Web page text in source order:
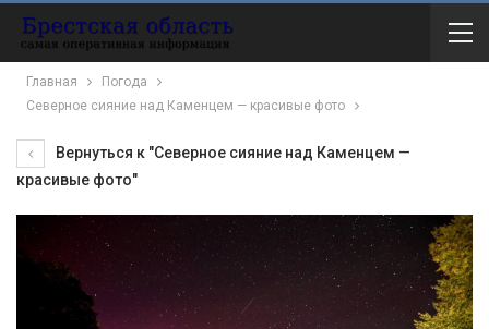
Главная
Погода
Северное сияние над Каменцем — красивые фото
Вернуться к "Северное сияние над Каменцем —
красивые фото"